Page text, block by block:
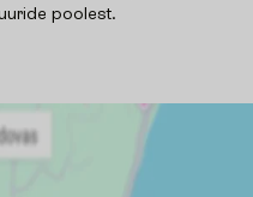
poolest.